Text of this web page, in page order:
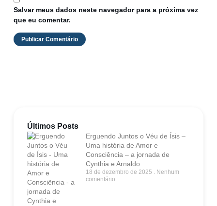
Salvar meus dados neste navegador para a próxima vez
que eu comentar.
Últimos Posts
Erguendo Juntos o Véu de Ísis –
Uma história de Amor e
Consciência – a jornada de
Cynthia e Arnaldo
18 de dezembro de 2025
Nenhum
comentário